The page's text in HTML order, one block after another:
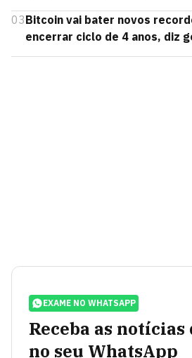
03Bitcoin vai bater novos
encerrar ciclo de 4 anos, diz
EXAME NO WHATSAPP
Receba as notícias
no seu WhatsApp